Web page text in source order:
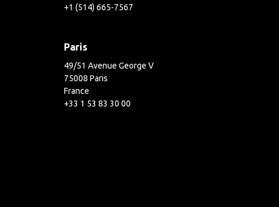
+1 (514) 665-7567
Paris
49/51 Avenue George V
75008 Paris
France
+33 1 53 83 30 00